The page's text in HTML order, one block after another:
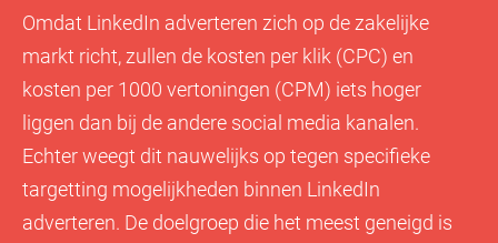
Omdat LinkedIn adverteren zich op de zakelijke
markt richt, zullen de kosten per klik (CPC) en
kosten per 1000 vertoningen (CPM) iets hoger
liggen dan bij de andere social media kanalen.
Echter weegt dit nauwelijks op tegen specifieke
targetting mogelijkheden binnen LinkedIn
adverteren. De doelgroep die het meest geneigd is